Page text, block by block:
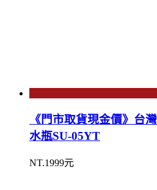
《門市取貨現金價》台
水瓶SU-05YT
NT.1999元